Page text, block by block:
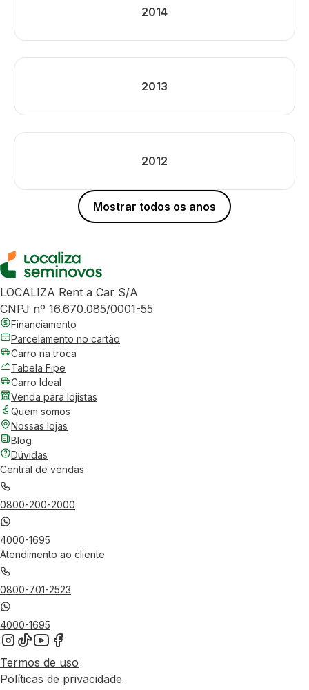
2014
2013
2012
Mostrar todos os anos
LOCALIZA Rent a Car S/A
CNPJ nº 16.670.085/0001-55
Financiamento
Parcelamento no cartão
Carro na troca
Tabela Fipe
Carro Ideal
Venda para lojistas
Quem somos
Nossas lojas
Blog
Dúvidas
Central de vendas
0800-200-2000
4000-1695
Atendimento ao cliente
0800-701-2523
4000-1695
Termos de uso
Políticas de privacidade